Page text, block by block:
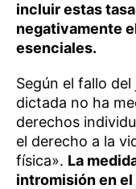
incluir estas
negativamente
esenciales.
Según el fallo
dictada no ha
derechos
el derecho a la
física». La
intromisión en